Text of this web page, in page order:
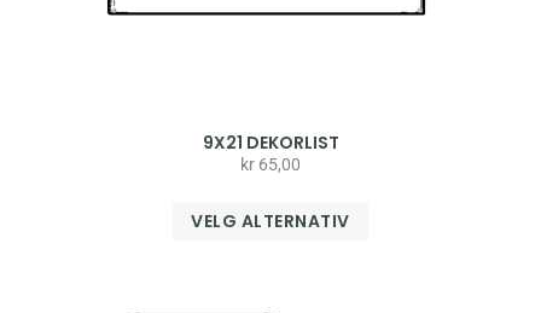
9X21 DEKORLIST
kr 65,00
VELG ALTERNATIV